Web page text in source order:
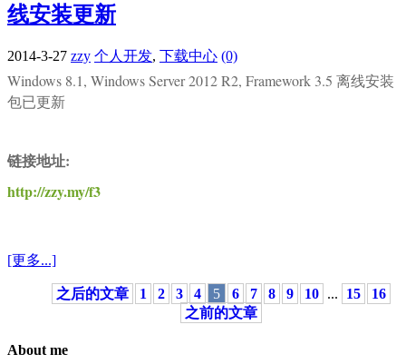
线安装更新
2014-3-27 zzy 个人开发, 下载中心 (0)
Windows 8.1, Windows Server 2012 R2, Framework 3.5 离线安装
包已更新
链接地址:
http://zzy.my/f3
[更多...]
之后的文章 1 2 3 4 5 6 7 8 9 10 ... 15
16
之前的文章
About me